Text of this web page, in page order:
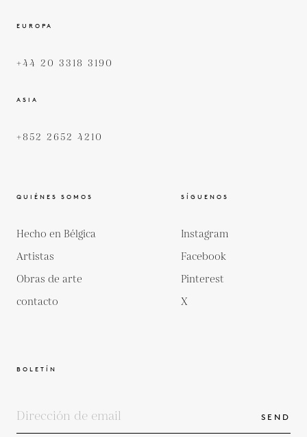
EUROPA
+44 20 3318 3190
ASIA
+852 2652 4210
QUIÉNES SOMOS
Hecho en Bélgica
Artistas
Obras de arte
contacto
SÍGUENOS
Instagram
Facebook
Pinterest
X
BOLETÍN
SEND